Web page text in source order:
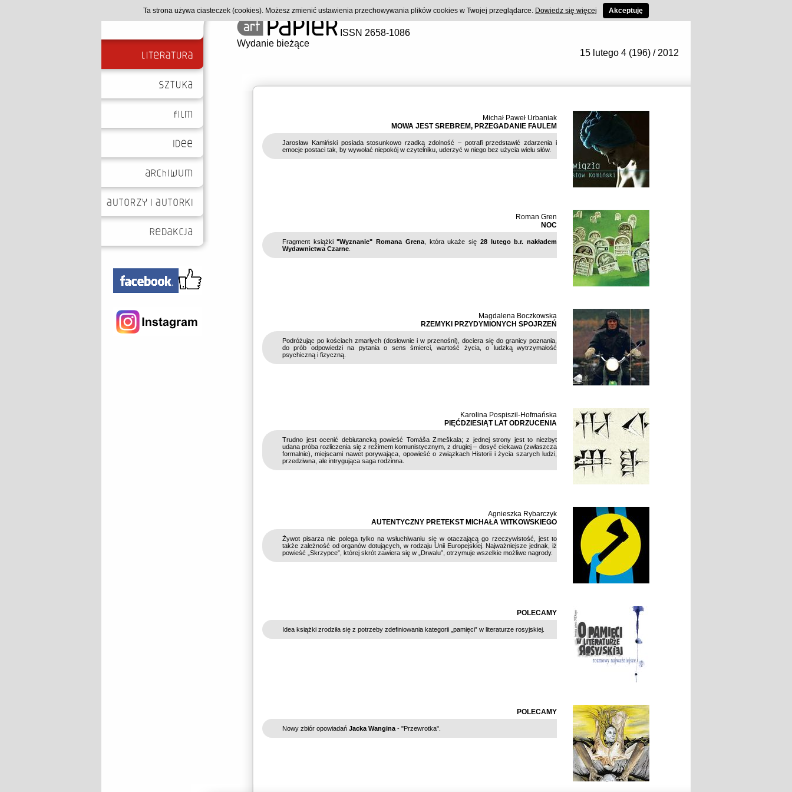
ISSN 2658-1086
Wydanie bieżące
15 lutego 4 (196) / 2012
Michał Paweł Urbaniak
MOWA JEST SREBREM, PRZEGADANIE FAULEM
Jarosław Kamiński posiada stosunkowo rzadką zdolność – potrafi przedstawić zdarzenia i
emocje postaci tak, by wywołać niepokój w czytelniku, uderzyć w niego bez użycia wielu słów.
Roman Gren
NOC
Fragment książki"Wyznanie" Romana Grena, która ukaże się 28 lutego b.r. nakładem
Wydawnictwa Czarne
Magdalena Boczkowska
RZEMYKI PRZYDYMIONYCH SPOJRZEŃ
Podróżując po kościach zmarłych (dosłownie i w przenośni), dociera się do granicy poznania,
do prób odpowiedzi na pytania o sens śmierci, wartość życia, o ludzką wytrzymałość
psychiczną i fizyczną.
Karolina Pospiszil-Hofmańska
PIĘĆDZIESIĄT LAT ODRZUCENIA
Trudno jest ocenić debiutancką powieść Tomáša Zmeškala; z jednej strony jest to niezbyt
udana próba rozliczenia się z reżimem komunistycznym, z drugiej – dosyć ciekawa (zwłaszcza
formalnie), miejscami nawet porywająca, opowieść o związkach Historii i życia szarych ludzi,
przedziwna, ale intrygująca saga rodzinna.
Agnieszka Rybarczyk
AUTENTYCZNY PRETEKST MICHAŁA WITKOWSKIEGO
Żywot pisarza nie polega tylko na wsłuchiwaniu się w otaczającą go rzeczywistość, jest to
także zależność od organów dotujących, w rodzaju Unii Europejskiej. Najważniejsze jednak, iż
powieść „Skrzypce”, której skrót zawiera się w „Drwalu”, otrzymuje wszelkie możliwe nagrody.
POLECAMY
Idea książki zrodziła się z potrzeby zdefiniowania kategorii „pamięci” w literaturze rosyjskiej.
POLECAMY
Nowy zbiór opowiadań Jacka Wangina - "Przewrotka".
Ta strona używa ciasteczek (cookies). Możesz zmienić ustawienia przechowywania plików cookies w Twojej przeglądarce. Dowiedz się więcej Akceptuję